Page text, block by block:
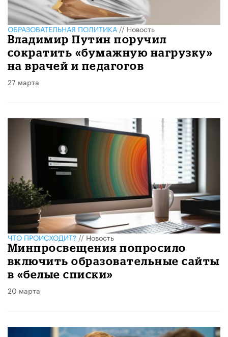
ОБРАЗОВАТЕЛЬНАЯ ПОЛИТИКА//Новость
Владимир Путин поручил
сократить «бумажную нагрузку»
на врачей и педагогов
27 марта
ЧТО ПРОИСХОДИТ?//Новость
Минпросвещения попросило
включить образовательные сайты
в «белые списки»
20 марта